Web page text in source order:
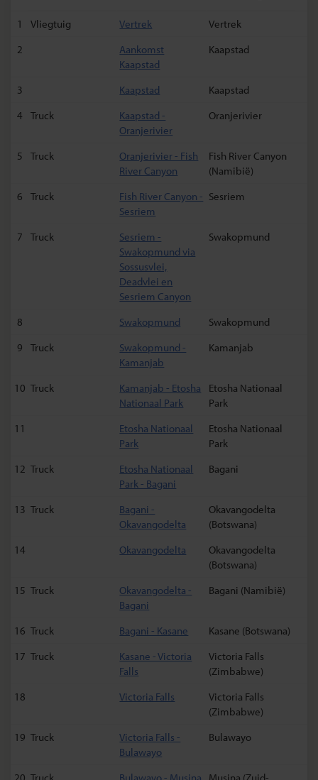
M
Musina
N
1 Vliegtuig Vertrek
Vertrek
2
Aankomst
Kaapstad
Kaapstad
3 Kaapstad
Kaapstad
4
Truck
Kaapstad -
Oranjerivier
Oranjerivier
5 Truck
Oranjerivier - Fish
River Canyon
Fish River Canyon
(Namibië)
6
Truck
Fish River Canyon -
Sesriem
Sesriem
7 Truck
Sesriem -
Swakopmund via
Sossusvlei,
Deadvlei en
Sesriem Canyon
Swakopmund
8 Swakopmund
Swakopmund
9
Truck
Swakopmund -
Kamanjab
Kamanjab
10 Truck
Kamanjab - Etosha
Nationaal Park
Etosha Nationaal
Park
11
Etosha Nationaal
Park
Etosha Nationaal
Park
12 Truck
Etosha Nationaal
Park - Bagani
Bagani
13 Truck
Bagani -
Okavangodelta
Okavangodelta
(Botswana)
14
Okavangodelta
Okavangodelta
(Botswana)
15 Truck
Okavangodelta -
Bagani
Bagani (Namibië)
16 Truck Bagani - Kasane
Kasane (Botswana)
17 Truck
Kasane - Victoria
Falls
Victoria Falls
(Zimbabwe)
18
Victoria Falls
Victoria Falls
(Zimbabwe)
19 Truck
Victoria Falls -
Bulawayo
Bulawayo
20 Truck Bulawayo - Musina
Musina (Zuid-